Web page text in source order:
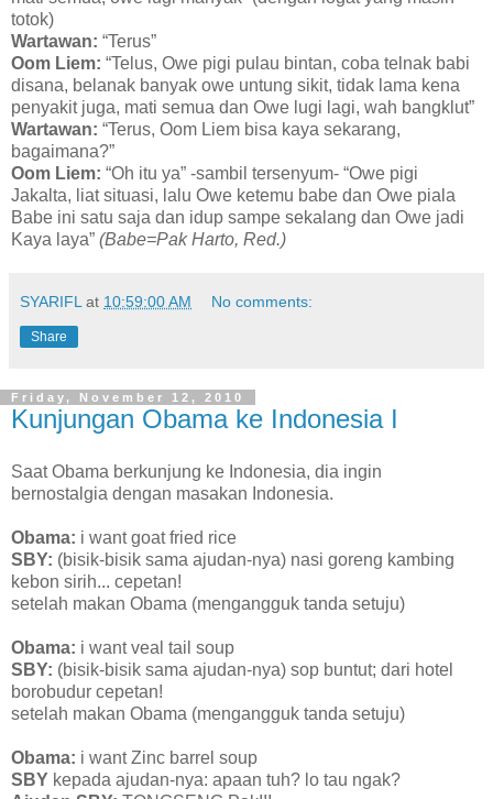
totok)
Wartawan: “Terus”
Oom Liem: “Telus, Owe pigi pulau bintan, coba telnak babi
disana, belanak banyak owe untung sikit, tidak lama kena
penyakit juga, mati semua dan Owe lugi lagi, wah bangklut”
Wartawan: “Terus, Oom Liem bisa kaya sekarang,
bagaimana?”
Oom Liem: “Oh itu ya” -sambil tersenyum- “Owe pigi
Jakalta, liat situasi, lalu Owe ketemu babe dan Owe piala
Babe ini satu saja dan idup sampe sekalang dan Owe jadi
Kaya laya” (Babe=Pak Harto, Red.)
SYARIFL at 10:59:00 AM No comments:
Share
Friday, November 12, 2010
Kunjungan Obama ke Indonesia I
Saat Obama berkunjung ke Indonesia, dia ingin
bernostalgia dengan masakan Indonesia.
Obama: i want goat fried rice
SBY: (bisik-bisik sama ajudan-nya) nasi goreng kambing
kebon sirih... cepetan!
setelah makan Obama (mengangguk tanda setuju)
Obama: i want veal tail soup
SBY: (bisik-bisik sama ajudan-nya) sop buntut; dari hotel
borobudur cepetan!
setelah makan Obama (mengangguk tanda setuju)
Obama: i want Zinc barrel soup
SBY kepada ajudan-nya: apaan tuh? lo tau ngak?